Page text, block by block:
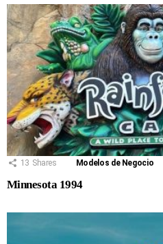
13 Shares Modelos de Negocio
Minnesota 1994